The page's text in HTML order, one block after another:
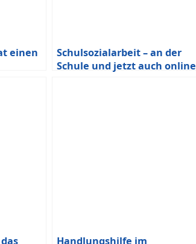
einen
Schulsozialarbeit – an der
Schule und jetzt auch online
Handlungshilfe im